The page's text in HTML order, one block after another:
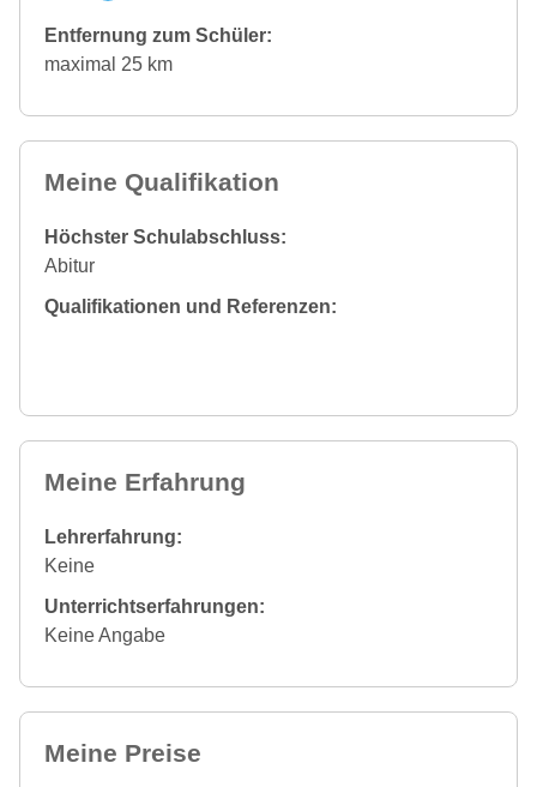
Entfernung zum Schüler:
maximal 25 km
Meine Qualifikation
Höchster Schulabschluss:
Abitur
Qualifikationen und Referenzen:
Meine Erfahrung
Lehrerfahrung:
Keine
Unterrichtserfahrungen:
Keine Angabe
Meine Preise